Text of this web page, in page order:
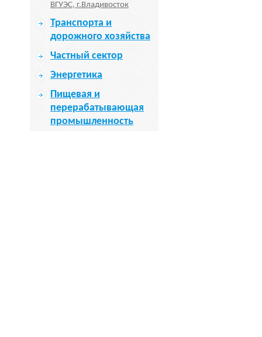
ВГУЭС, г.Владивосток
Транспорта и
дорожного хозяйства
Частный сектор
Энергетика
Пищевая и
перерабатывающая
промышленность